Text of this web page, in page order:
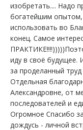
изобретать.... Надо
богатейшим
использовать во
конец. Самое
иду в своё будущее.
за проделанный
Отдельная
Александровне, от
последователей и
Огромное Спасибо
дождусь - личной